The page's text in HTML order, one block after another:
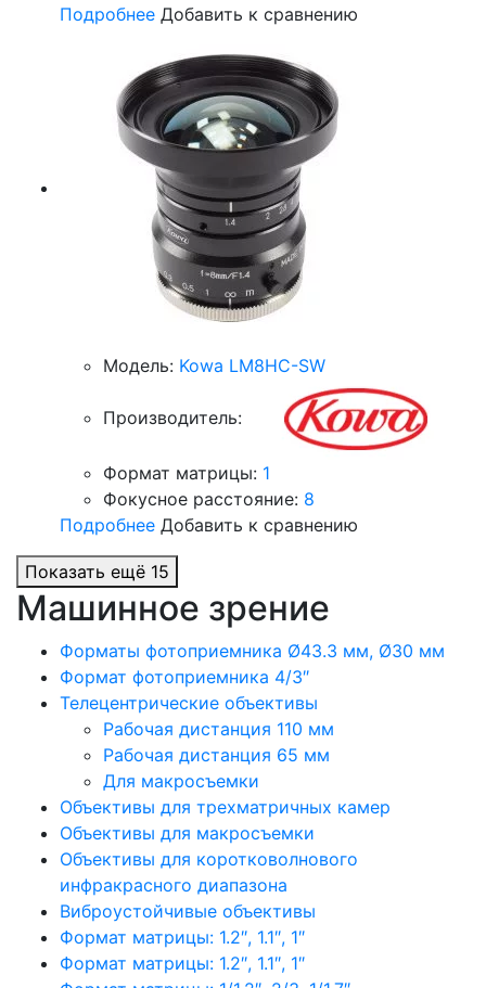
Подробнее Добавить к сравнению
Модель: Kowa LM8HC-SW
Производитель:
Формат матрицы: 1
Фокусное расстояние: 8
Подробнее Добавить к сравнению
Показать ещё 15
Машинное зрение
Форматы фотоприемника Ø43.3 мм, Ø30 мм
Формат фотоприемника 4/3″
Телецентрические объективы
Рабочая дистанция 110 мм
Рабочая дистанция 65 мм
Для макросъемки
Объективы для трехматричных камер
Объективы для макросъемки
Объективы для коротковолнового
инфракрасного диапазона
Виброустойчивые объективы
Формат матрицы: 1.2″, 1.1″, 1″
Формат матрицы: 1.2″, 1.1″, 1″